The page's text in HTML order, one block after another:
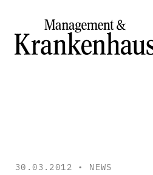
30.03.2012 • NEWS